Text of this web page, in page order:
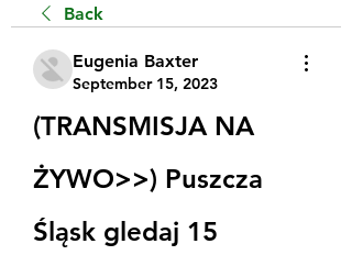
Back
Eugenia Baxter
September 15, 2023
(TRANSMISJA NA
ŻYWO>>) Puszcza
Śląsk gledaj 15